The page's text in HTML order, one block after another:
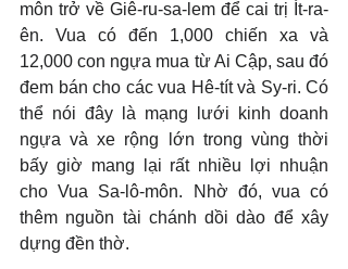
môn trở về Giê-ru-sa-lem để cai trị Ít-ra-
ên. Vua có đến 1,000 chiến xa và
12,000 con ngựa mua từ Ai Cập, sau đó
đem bán cho các vua Hê-tít và Sy-ri. Có
thể nói đây là mạng lưới kinh doanh
ngựa và xe rộng lớn trong vùng thời
bấy giờ mang lại rất nhiều lợi nhuận
cho Vua Sa-lô-môn. Nhờ đó, vua có
thêm nguồn tài chánh dồi dào để xây
dựng đền thờ.